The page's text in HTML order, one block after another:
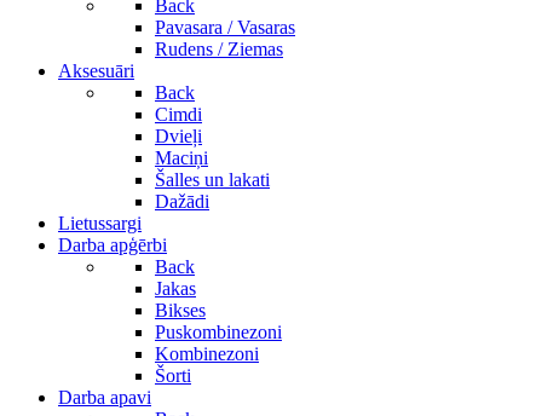
Back
Pavasara / Vasaras
Rudens / Ziemas
Aksesuāri
Back
Cimdi
Dvieļi
Maciņi
Šalles un lakati
Dažādi
Lietussargi
Darba apģērbi
Back
Jakas
Bikses
Puskombinezoni
Kombinezoni
Šorti
Darba apavi